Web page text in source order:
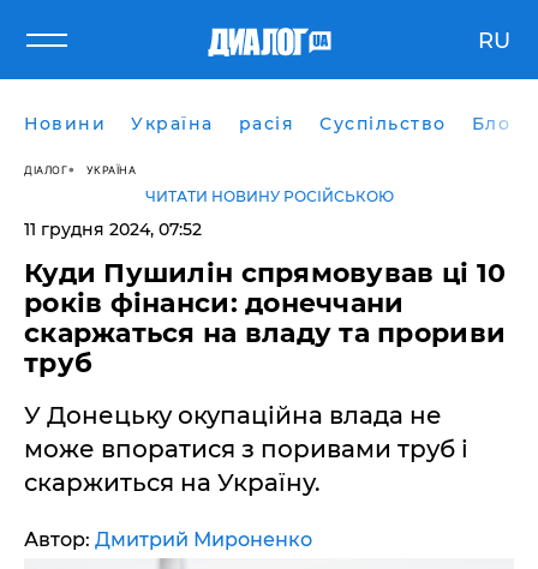
RU
Новини Україна расія Суспільство Блоги
ДІАЛОГ УКРАЇНА
ЧИТАТИ НОВИНУ РОСІЙСЬКОЮ
11 грудня 2024, 07:52
Куди Пушилін спрямовував ці 10
років фінанси: донеччани
скаржаться на владу та прориви
труб
У Донецьку окупаційна влада не
може впоратися з поривами труб і
скаржиться на Україну.
Автор: Дмитрий Мироненко